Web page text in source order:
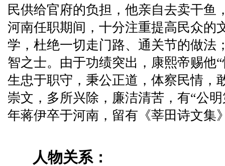
民供给官府的负担，他亲自去卖干鱼
河南任职期间，十分注重提高民众的
学，杜绝一切走门路、通关节的做法
智之士。由于功绩突出，康熙帝赐他
生忠于职守，秉公正道，体察民情，
崇文，多所兴除，廉洁清苦，有“公
年蒋伊卒于河南，留有《莘田诗文集
人物关系：